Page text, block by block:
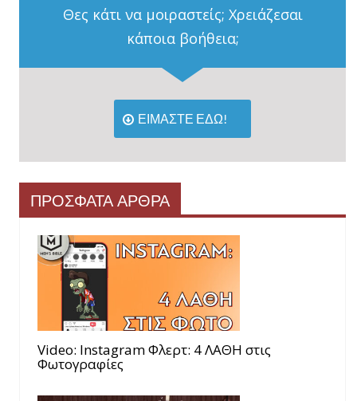
Θες κάτι να μοιραστείς; Χρειάζεσαι
κάποια βοήθεια;
ΕΙΜΑΣΤΕ ΕΔΩ!
ΠΡΟΣΦΑΤΑ ΑΡΘΡΑ
Video: Instagram Φλερτ: 4 ΛΑΘΗ στις
Φωτογραφίες